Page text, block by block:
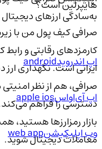
هایپرلین است؟
کارمزدهای رقابتی و رابط
ایرانی است. نگهداری ارز
صرافی، هم از نظر
دسترسی را فراهم می‌کند.
بازار رمزارزها هستید،
معاملات دیجیتال شوید.
به‌سادگی ارزهای
اپ اندرویدandroid
اپ آی‌او‌اسapple ios
وب اپلیکیشنweb app